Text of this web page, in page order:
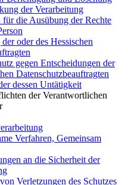
der Verarbeitung
für die Ausübung der Rechte
oder des Hessischen
gegen Entscheidungen der
Datenschutzbeauftragten
dessen Untätigkeit
der Verantwortlichen
Verfahren, Gemeinsam
an die Sicherheit der
Verletzungen des Schutzes